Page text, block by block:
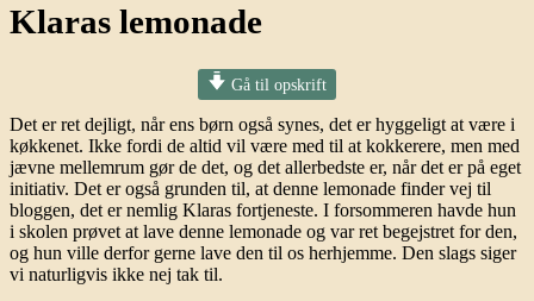
Klaras lemonade
Gå til opskrift
Det er ret dejligt, når ens børn også synes, det er hyggeligt at være i
køkkenet. Ikke fordi de altid vil være med til at kokkerere, men med
jævne mellemrum gør de det, og det allerbedste er, når det er på eget
initiativ. Det er også grunden til, at denne lemonade finder vej til
bloggen, det er nemlig Klaras fortjeneste. I forsommeren havde hun
i skolen prøvet at lave denne lemonade og var ret begejstret for den,
og hun ville derfor gerne lave den til os herhjemme. Den slags siger
vi naturligvis ikke nej tak til.